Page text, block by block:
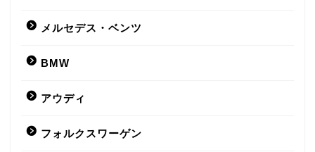
メルセデス・ベンツ
BMW
アウディ
フォルクスワーゲン